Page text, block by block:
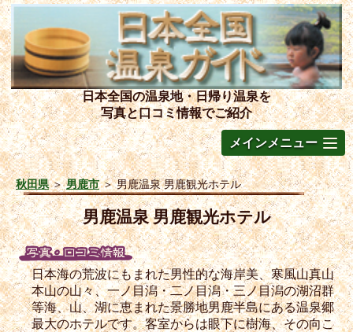
日本全国の温泉地・日帰り温泉を
写真と口コミ情報でご紹介
メインメニュー
秋田県＞男鹿市＞男鹿温泉 男鹿観光ホテル
男鹿温泉 男鹿観光ホテル
日本海の荒波にもまれた男性的な海岸美、寒風山真山
本山の山々、一ノ目潟・二ノ目潟・三ノ目潟の湖沼群
等海、山、湖に恵まれた景勝地男鹿半島にある温泉郷
最大のホテルです。客室からは眼下に樹海、その向こ